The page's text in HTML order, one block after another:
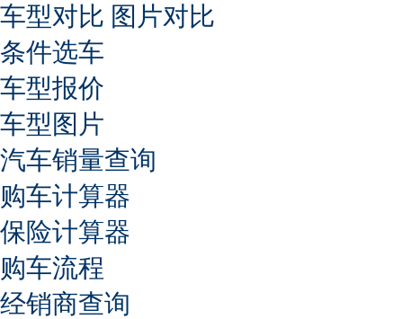
车型对比 图片对比
条件选车
车型报价
车型图片
汽车销量查询
购车计算器
保险计算器
购车流程
经销商查询